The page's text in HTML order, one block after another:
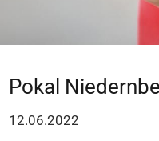
Pokal
12.06.2022